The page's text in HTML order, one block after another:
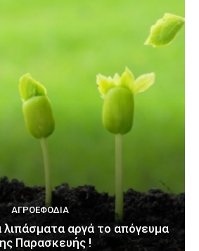
ΑΓΡΟΕΦΌΔΙΑ
αργά το απόγευμα
Παρασκευής !